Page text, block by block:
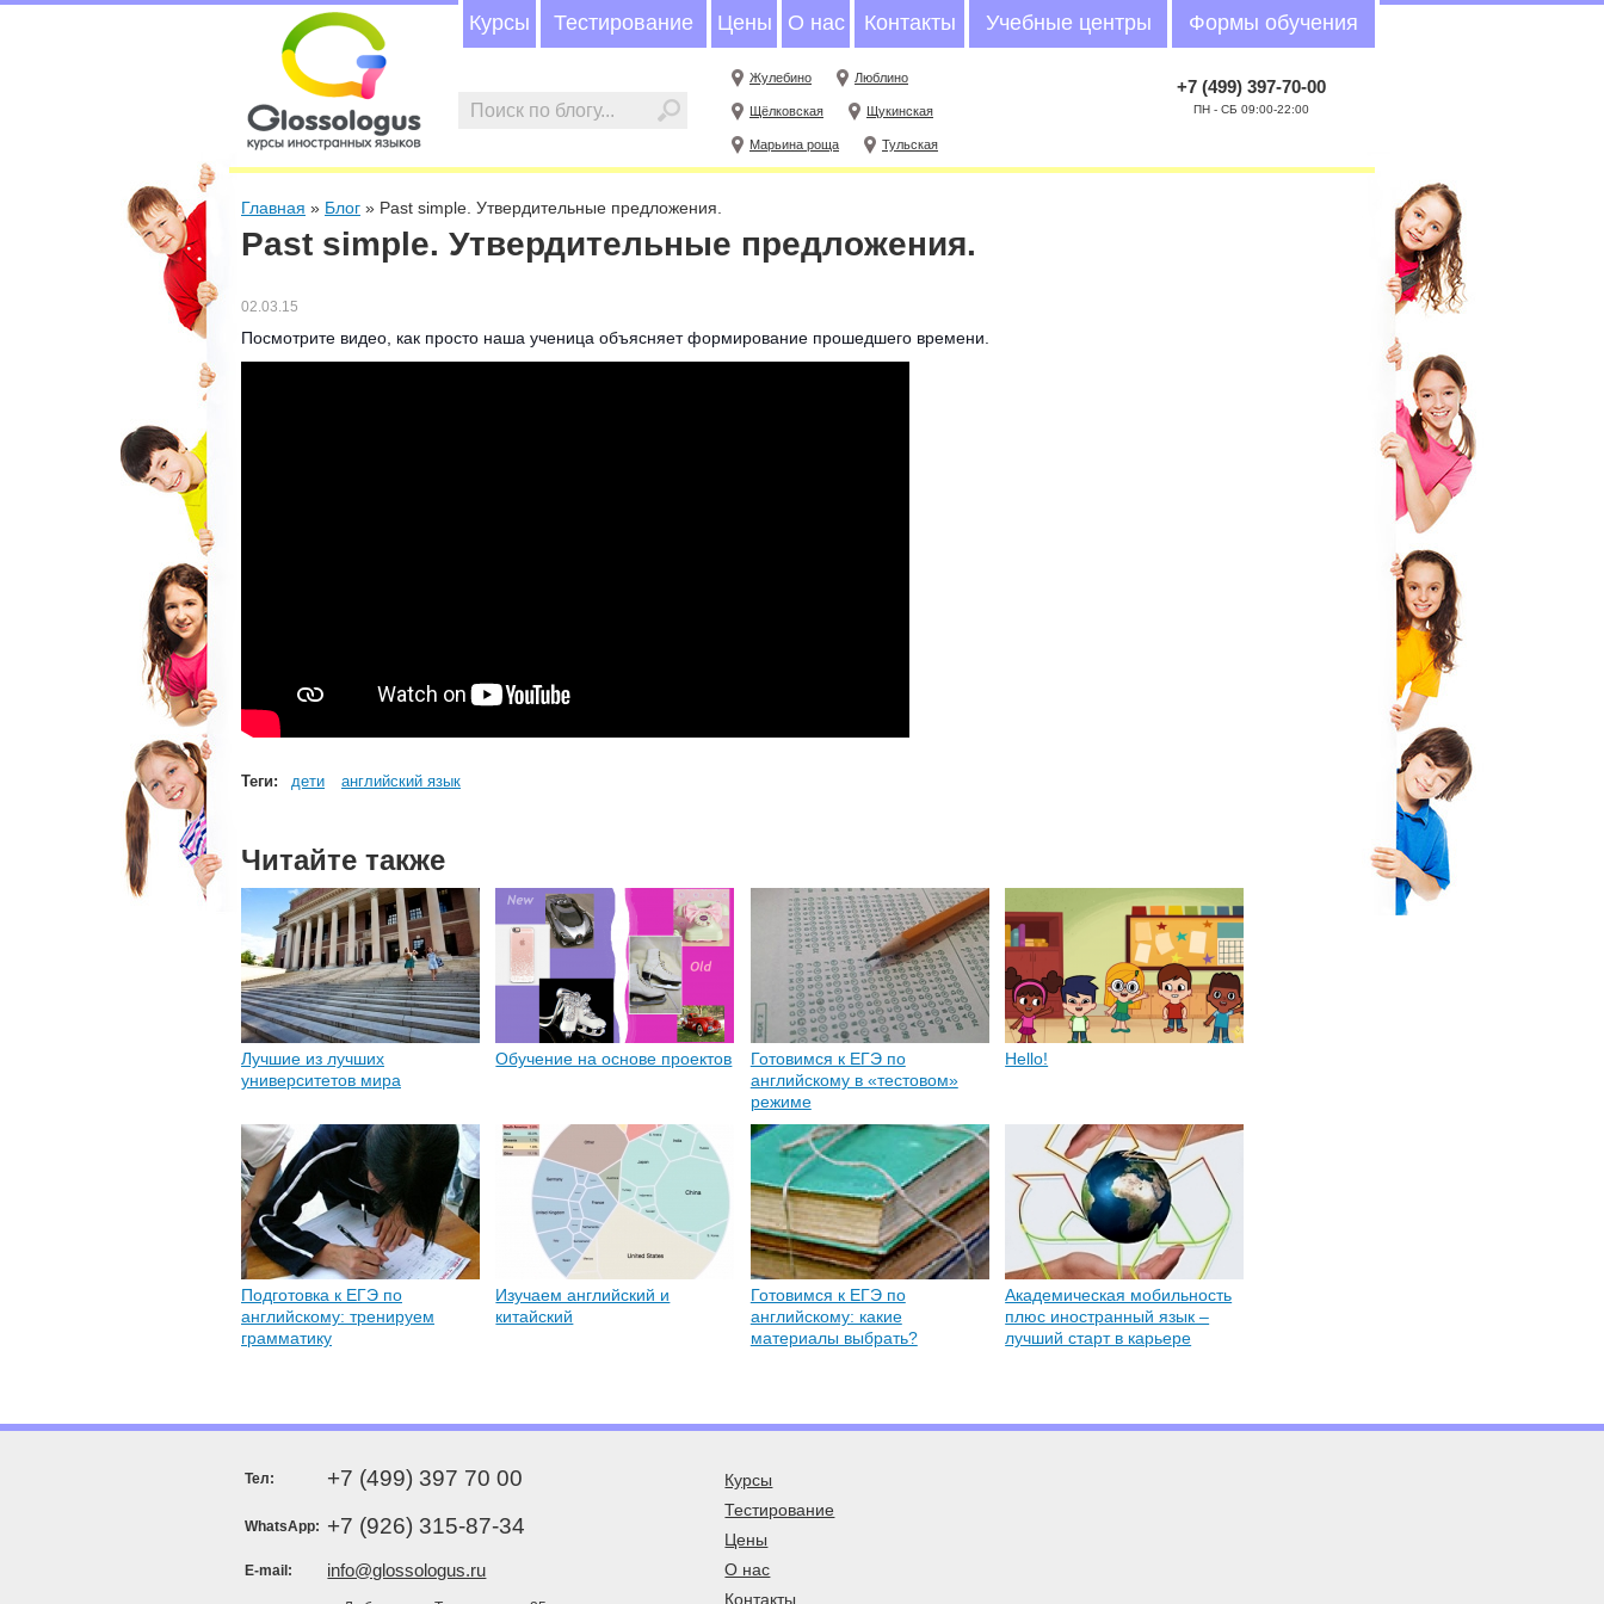
Вы здесь
Главная » Блог » Past simple. Утвердительные предложения.
Past simple. Утвердительные предложения.
02.03.15
Посмотрите видео, как просто наша ученица объясняет формирование прошедшего времени.
Теги: дети английский язык
Читайте также
Лучшие из лучших
университетов мира
Обучение на основе проектов
Готовимся к ЕГЭ по
английскому в «тестовом»
режиме
Hello!
Подготовка к ЕГЭ по
английскому: тренируем
грамматику
Изучаем английский и
китайский
Готовимся к ЕГЭ по
английскому: какие
материалы выбрать?
Академическая мобильность
плюс иностранный язык –
лучший старт в карьере
Курсы Тестирование Цены О нас Контакты Учебные центры Формы обучения
Форма поиска
Поиск
Жулебино Люблино
Щёлковская Щукинская
Марьина роща Тульская
+7 (499) 397-70-00
ПН - СБ 09:00-22:00
Тел: +7 (499) 397 70 00
WhatsApp: +7 (926) 315-87-34
E-mail: info@glossologus.ru
Курсы
Тестирование
Цены
О нас
Контакты